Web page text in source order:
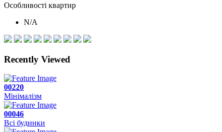
Особливості квартир
N/A
Recently Viewed
00220
Мінімалізм
00046
Всі будинки